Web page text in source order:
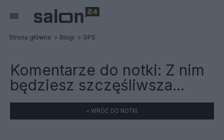
Strona główna Blogi GPS
Komentarze do notki: Z nim
będziesz szczęśliwsza...
« WRÓĆ DO NOTKI